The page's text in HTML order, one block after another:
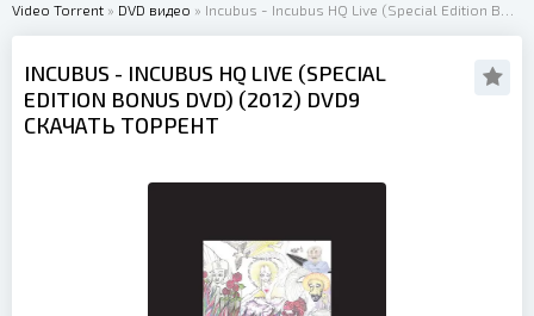
Video Torrent » DVD видео » Incubus - Incubus HQ Live (Special Edition Bonus DVD) (2012)
INCUBUS - INCUBUS HQ LIVE (SPECIAL
EDITION BONUS DVD) (2012) DVD9
СКАЧАТЬ ТОРРЕНТ